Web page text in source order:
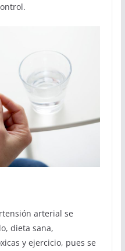
arterial se
dieta sana,
y ejercicio, pues se